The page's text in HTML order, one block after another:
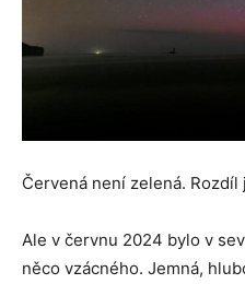
Červená není zelená. Rozdíl
Ale v červnu 2024 bylo v
něco vzácného. Jemná,